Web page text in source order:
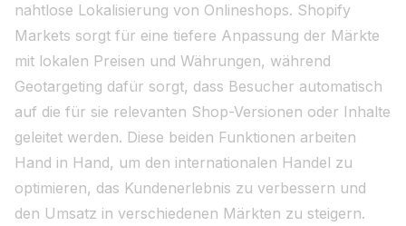
nahtlose Lokalisierung von Onlineshops. Shopify
Markets sorgt für eine tiefere Anpassung der Märkte
mit lokalen Preisen und Währungen, während
Geotargeting dafür sorgt, dass Besucher automatisch
auf die für sie relevanten Shop-Versionen oder Inhalte
geleitet werden. Diese beiden Funktionen arbeiten
Hand in Hand, um den internationalen Handel zu
optimieren, das Kundenerlebnis zu verbessern und
den Umsatz in verschiedenen Märkten zu steigern.